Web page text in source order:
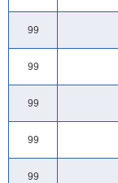
99
99
99
99
99